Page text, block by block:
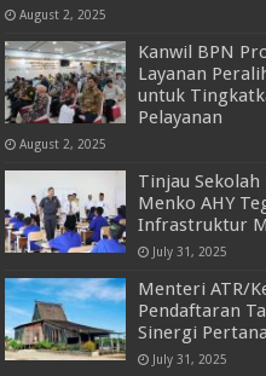
August 2, 2025
Kanwil BPN
Layanan
untuk
Pelayanan
August 2, 2025
Tinjau
Menko AHY
Infrastruktur
July 31, 2025
Menteri ATR/
Pendaftaran
Sinergi
July 31, 2025